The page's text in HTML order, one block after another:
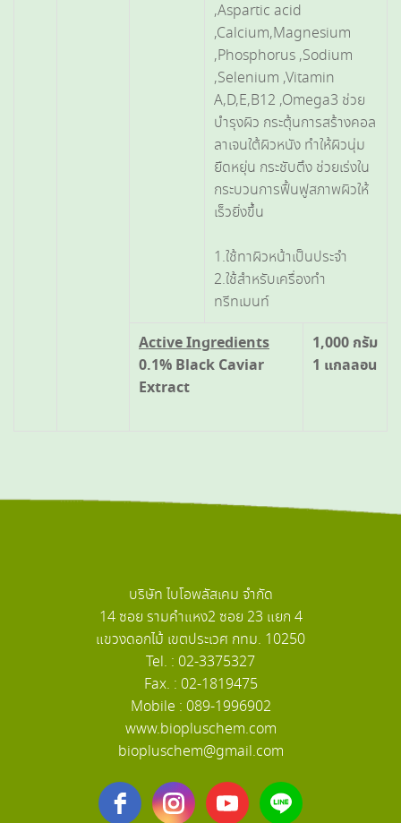
,Aspartic acid
,Calcium,Magnesium
,Phosphorus ,Sodium
,Selenium ,Vitamin
A,D,E,B12 ,Omega3 ช่วย
บำรุงผิว กระตุ้นการสร้างคอล
ลาเจนใต้ผิวหนัง ทำให้ผิวนุ่ม
ยืดหยุ่น กระชับตึง ช่วยเร่งใน
กระบวนการฟื้นฟูสภาพผิวให้
เร็วยิ่งขึ้น
1.ใช้ทาผิวหน้าเป็นประจำ
2.ใช้สำหรับเครื่องทำ
ทรีทเมนท์
Active Ingredients
0.1% Black Caviar
Extract
1,000 กรัม
1 แกลลอน
บริษัท ไบโอพลัสเคม จำกัด
14 ซอย รามคำแหง2 ซอย 23 แยก 4
แขวงดอกไม้ เขตประเวศ กทม. 10250
Tel. : 02-3375327
Fax. : 02-1819475
Mobile : 089-1996902
www.biopluschem.com
biopluschem@gmail.com